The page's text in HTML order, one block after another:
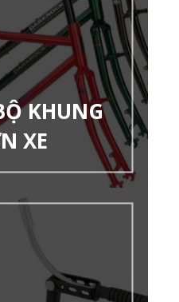
KHUNG
XE